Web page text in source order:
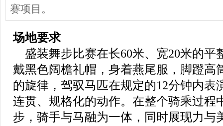
赛项目。
场地要求
盛装舞步比赛在长60米、宽20米的平
戴黑色阔檐礼帽，身着燕尾服，脚蹬高
的旋律，驾驭马匹在规定的12分钟内表
连贯、规格化的动作。在整个骑乘过程
步，骑手与马融为一体，同时展现力与